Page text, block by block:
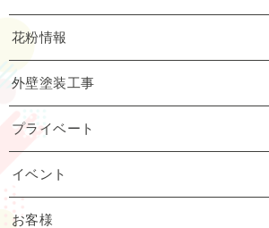
花粉情報
外壁塗装工事
プライベート
イベント
お客様